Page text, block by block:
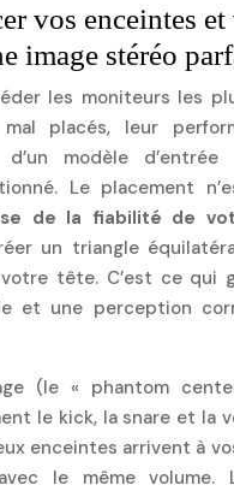
vos enceintes
image stéréo
les moniteurs les
placés, leur
modèle d’entrée
Le placement
de la fiabilité de
un triangle
tête. C’est ce qui
et une perception
(le « phantom
le kick, la snare et la
enceintes arrivent à
le même volume.